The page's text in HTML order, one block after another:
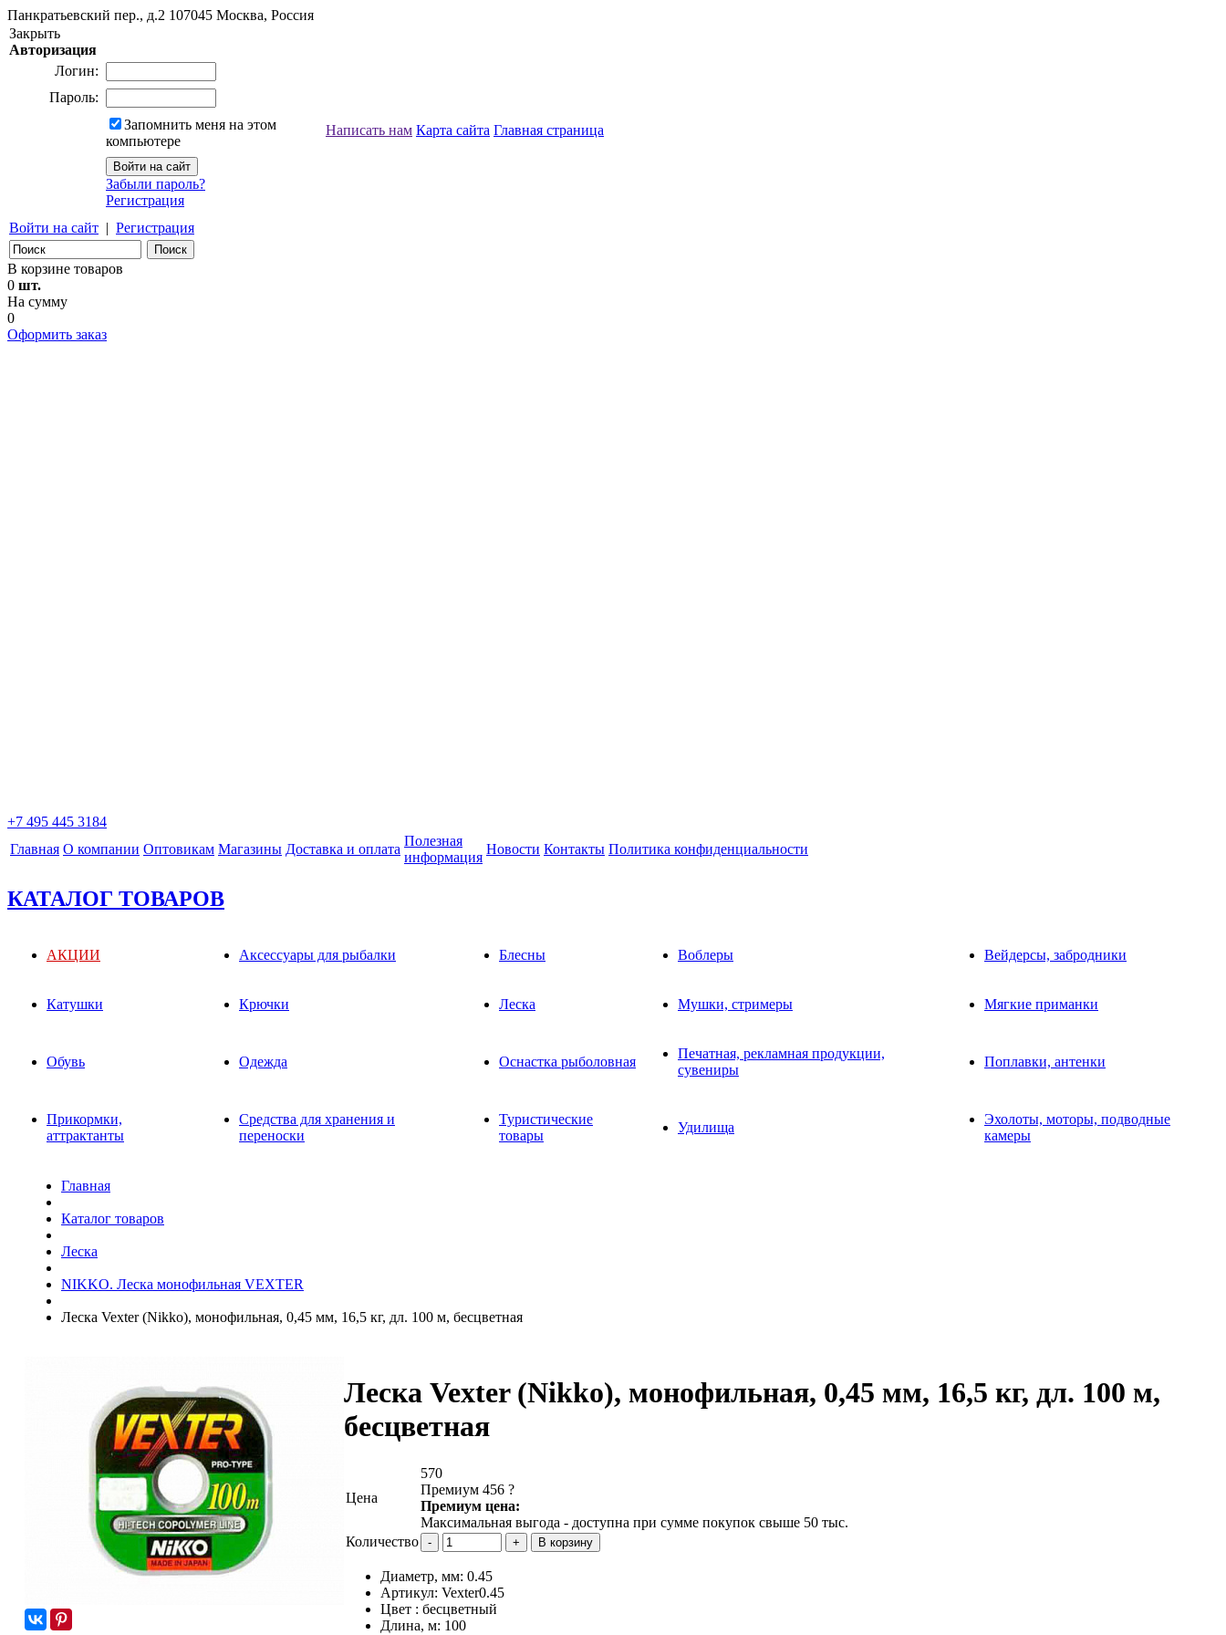
Панкратьевский пер., д.2 107045 Москва, Россия
Закрыть
Авторизация
Логин:
Пароль:
Запомнить меня на этом
компьютере
Забыли пароль?
Регистрация
Войти на сайт | Регистрация
Написать нам Карта сайта Главная страница
В корзине товаров
0 шт.
На сумму
0
Оформить заказ
+7 495 445 3184
Главная О компании Оптовикам Магазины Доставка и оплата
Полезная
информация
Новости Контакты Политика конфиденциальности
КАТАЛОГ ТОВАРОВ
АКЦИИ Аксессуары для рыбалки Блесны Воблеры Вейдерсы, забродники
Катушки Крючки Леска Мушки, стримеры Мягкие приманки
Обувь Одежда Оснастка рыболовная
Печатная, рекламная продукции,
сувениры
Поплавки, антенки
Прикормки,
аттрактанты
Средства для хранения и
переноски
Туристические
товары
Удилища
Эхолоты, моторы, подводные
камеры
Главная
Каталог товаров
Леска
NIKKO. Леска монофильная VEXTER
Леска Vexter (Nikko), монофильная, 0,45 мм, 16,5 кг, дл. 100 м, бесцветная
Леска Vexter (Nikko), монофильная, 0,45 мм, 16,5 кг, дл. 100 м,
бесцветная
Цена
570
Премиум 456 ?
Премиум цена:
Максимальная выгода - доступна при сумме покупок свыше 50 тыс.
Количество
Диаметр, мм: 0.45
Артикул: Vexter0.45
Цвет : бесцветный
Длина, м: 100